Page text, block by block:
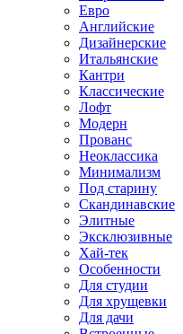
Евро
Английские
Дизайнерские
Итальянские
Кантри
Классические
Лофт
Модерн
Прованс
Неоклассика
Минимализм
Под старину
Скандинавские
Элитные
Эксклюзивные
Хай-тек
Особенности
Для студии
Для хрущевки
Для дачи